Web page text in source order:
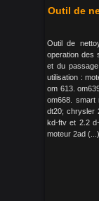
Outil de
Outil de
operation des
et du
utilisation :
om 613.
om668. smart
dt20; chrysler
kd-ftv et 2.2
moteur 2ad (...)